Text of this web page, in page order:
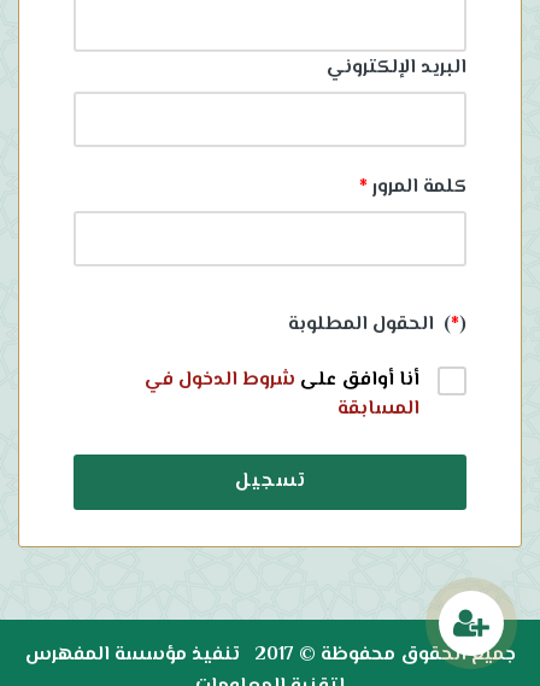
البريد الإلكتروني
كلمة المرور *
(
*) الحقول المطلوبة
أنا أوافق على شروط الدخول في
المسابقة
جميع الحقوق محفوظة © 2017 تنفيذ
مؤسسة المفهرس